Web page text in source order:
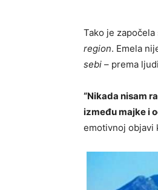
Tako je
region. Emela
sebi – prema
“Nikada nisam
između majke i
emotivnoj objavi